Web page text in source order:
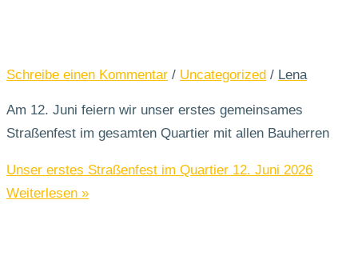
Schreibe einen Kommentar / Uncategorized / Lena
Am 12. Juni feiern wir unser erstes gemeinsames
Straßenfest im gesamten Quartier mit allen Bauherren
Unser erstes Straßenfest im Quartier 12. Juni 2026
Weiterlesen »